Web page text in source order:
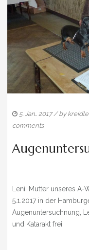
MALVE
LUPA
NURI
CEDER
WELPEN/PUPPIES
BLOG
DER KLEINE LORD
EMPFEHLUNGEN
LINKS
5. Jan.. 2017/ by
comments
Leni, Mutter unseres A-
5.1.2017 in der
Augenuntersuchnung,
und Katarakt frei.